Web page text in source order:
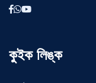
কুইক লিঙ্ক